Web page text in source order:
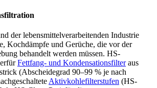
der lebensmittelverarbeitenden Industrie
Kochdämpfe und Gerüche, die vor der
behandelt werden müssen. HS-
Fettfang- und Kondensationsfilteraus
(Abscheidegrad 90–99 % je nach
Aktivkohlefilterstufen (HS-